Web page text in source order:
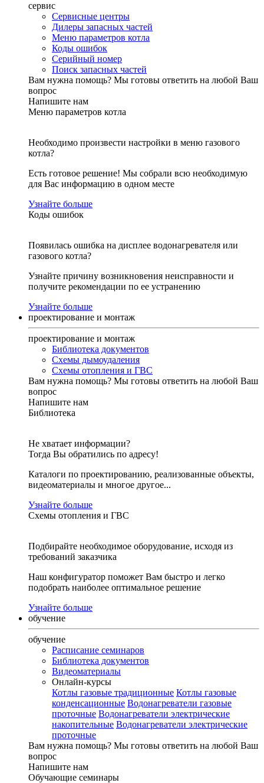
сервис
Сервисные центры
Дилеры запасных частей
Меню параметров котла
Коды ошибок
Серийный номер
Поиск запасных частей
Вам нужна помощь? Мы готовы ответить на любой Ваш
вопрос
Напишите нам
Меню параметров котла
Необходимо произвести настройки в меню газового
котла?
Есть готовое решение! Мы собрали всю необходимую
для Вас информацию в одном месте
Узнайте больше
Коды ошибок
Появилась ошибка на дисплее водонагревателя или
газового котла?
Узнайте причину возникновения неисправности и
получите рекомендации по ее устранению
Узнайте больше
проектирование и монтаж
проектирование и монтаж
Библиотека документов
Схемы дымоудаления
Схемы отопления и ГВС
Вам нужна помощь? Мы готовы ответить на любой Ваш
вопрос
Напишите нам
Библиотека
Не хватает информации?
Тогда Вы обратились по адресу!
Каталоги по проектированию, реализованные объекты,
видеоматериалы и многое другое...
Узнайте больше
Схемы отопления и ГВС
Подбирайте необходимое оборудование, исходя из
требований заказчика
Наш конфигуратор поможет Вам быстро и легко
подобрать наиболее оптимальное решение
Узнайте больше
обучение
обучение
Расписание семинаров
Библиотека документов
Видеоматериалы
Онлайн-курсы
Котлы газовые традиционные Котлы газовые
конденсационные Водонагреватели газовые
проточные Водонагреватели электрические
накопительные Водонагреватели электрические
проточные
Вам нужна помощь? Мы готовы ответить на любой Ваш
вопрос
Напишите нам
Обучающие семинары